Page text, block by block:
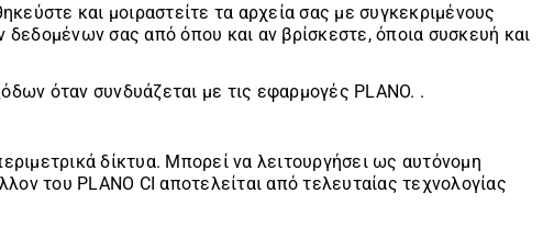
και μοιραστείτε τα αρχεία σας με συγκεκριμένους
δεδομένων σας από όπου και αν βρίσκεστε, όποια συσκευή και
όταν συνδυάζεται με τις εφαρμογές PLANO. .
δίκτυα. Μπορεί να λειτουργήσει ως αυτόνομη
του PLANO CI αποτελείται από τελευταίας τεχνολογίας